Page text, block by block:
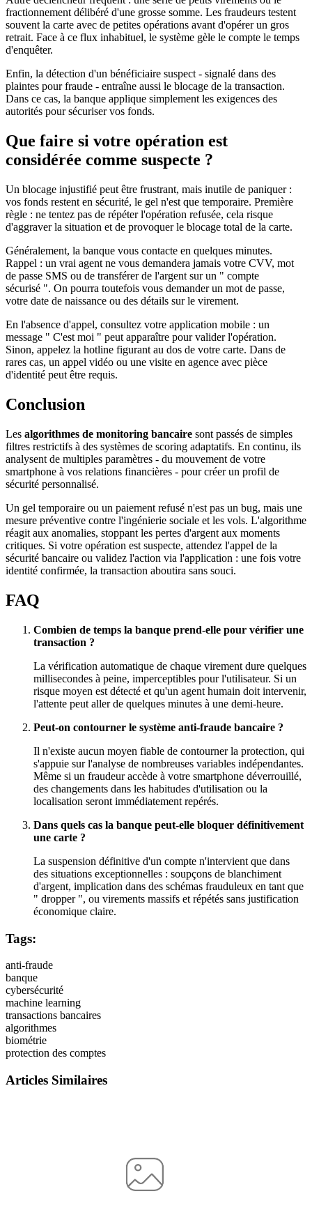
fractionnement délibéré d'une grosse somme. Les fraudeurs testent
souvent la carte avec de petites opérations avant d'opérer un gros
retrait. Face à ce flux inhabituel, le système gèle le compte le temps
d'enquêter.
Enfin, la détection d'un bénéficiaire suspect - signalé dans des
plaintes pour fraude - entraîne aussi le blocage de la transaction.
Dans ce cas, la banque applique simplement les exigences des
autorités pour sécuriser vos fonds.
Que faire si votre opération est
considérée comme suspecte ?
Un blocage injustifié peut être frustrant, mais inutile de paniquer :
vos fonds restent en sécurité, le gel n'est que temporaire. Première
règle : ne tentez pas de répéter l'opération refusée, cela risque
d'aggraver la situation et de provoquer le blocage total de la carte.
Généralement, la banque vous contacte en quelques minutes.
Rappel : un vrai agent ne vous demandera jamais votre CVV, mot
de passe SMS ou de transférer de l'argent sur un " compte
sécurisé ". On pourra toutefois vous demander un mot de passe,
votre date de naissance ou des détails sur le virement.
En l'absence d'appel, consultez votre application mobile : un
message " C'est moi " peut apparaître pour valider l'opération.
Sinon, appelez la hotline figurant au dos de votre carte. Dans de
rares cas, un appel vidéo ou une visite en agence avec pièce
d'identité peut être requis.
Conclusion
Les algorithmes de monitoring bancaire sont passés de simples
filtres restrictifs à des systèmes de scoring adaptatifs. En continu, ils
analysent de multiples paramètres - du mouvement de votre
smartphone à vos relations financières - pour créer un profil de
sécurité personnalisé.
Un gel temporaire ou un paiement refusé n'est pas un bug, mais une
mesure préventive contre l'ingénierie sociale et les vols. L'algorithme
réagit aux anomalies, stoppant les pertes d'argent aux moments
critiques. Si votre opération est suspecte, attendez l'appel de la
sécurité bancaire ou validez l'action via l'application : une fois votre
identité confirmée, la transaction aboutira sans souci.
FAQ
Combien de temps la banque prend-elle pour vérifier une
transaction ?
La vérification automatique de chaque virement dure quelques
millisecondes à peine, imperceptibles pour l'utilisateur. Si un
risque moyen est détecté et qu'un agent humain doit intervenir,
l'attente peut aller de quelques minutes à une demi-heure.
Peut-on contourner le système anti-fraude bancaire ?
Il n'existe aucun moyen fiable de contourner la protection, qui
s'appuie sur l'analyse de nombreuses variables indépendantes.
Même si un fraudeur accède à votre smartphone déverrouillé,
des changements dans les habitudes d'utilisation ou la
localisation seront immédiatement repérés.
Dans quels cas la banque peut-elle bloquer définitivement
une carte ?
La suspension définitive d'un compte n'intervient que dans
des situations exceptionnelles : soupçons de blanchiment
d'argent, implication dans des schémas frauduleux en tant que
" dropper ", ou virements massifs et répétés sans justification
économique claire.
Tags:
anti-fraude
banque
cybersécurité
machine learning
transactions bancaires
algorithmes
biométrie
protection des comptes
Articles Similaires